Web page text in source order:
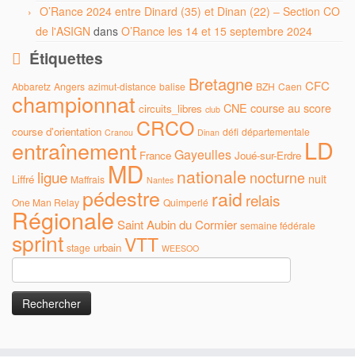
O’Rance 2024 entre Dinard (35) et Dinan (22) – Section CO
de l'ASIGN dans O’Rance les 14 et 15 septembre 2024
Étiquettes
Abbaretz Angers azimut-distance balise Bretagne BZH Caen CFC
championnat circuits_libres club CNE course au score
course d'orientation Cranou CRCO Dinan défi départementale
entraînement France Gayeulles Joué-sur-Erdre LD
Liffré ligue Maffrais MD Nantes nationale nocturne nuit
One Man Relay pédestre Quimperlé raid relais
Régionale Saint Aubin du Cormier semaine fédérale
sprint stage urbain VTT WEESOO
Rechercher :